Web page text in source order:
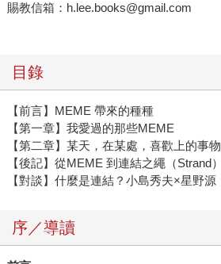
賜教信箱：h.lee.books@gmail.com
目錄
【前言】MEME 帶來的種種
【第一章】我愛過的那些MEME
【第二章】某天，在某處，喜歡上的事物
【後記】從MEME 到連結之繩（Strand）
【對談】什麼是連結？小島秀夫×星野源
序／導讀